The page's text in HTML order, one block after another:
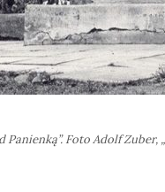
Foto Adolf Zuber,